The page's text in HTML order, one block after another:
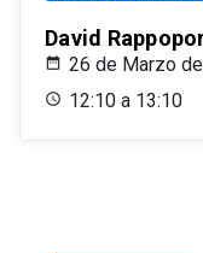
David
26 de Marzo
12:10 a 13:10